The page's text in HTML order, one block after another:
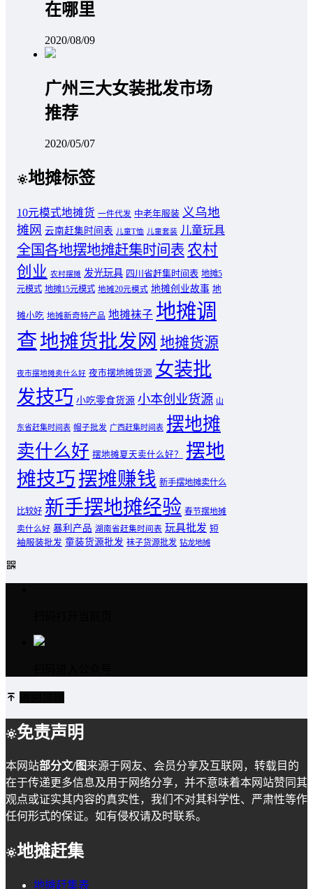
在哪里
2020/08/09
广州三大女装批发市场
推荐
2020/05/07
地摊标签
10元模式地摊货 一件代发 中老年服装 义乌地
摊网 云南赶集时间表 儿童T恤 儿童套装 儿童玩具
全国各地摆地摊赶集时间表 农村
创业 农村摆摊 发光玩具 四川省赶集时间表 地摊5
元模式 地摊15元模式 地摊20元模式 地摊创业故事 地
摊小吃 地摊新奇特产品 地摊袜子 地摊调
查地摊货批发网 地摊货源
夜市摆地摊卖什么好 夜市摆地摊货源 女装批
发技巧 小吃零食货源 小本创业货源 山
东省赶集时间表 帽子批发 广西赶集时间表 摆地摊
卖什么好 摆地摊夏天卖什么好？
摆地
摊技巧摆摊赚钱 新手摆地摊卖什么
比较好 新手摆地摊经验 春节摆地摊
卖什么好 暴利产品 湖南省赶集时间表 玩具批发 短
袖服装批发 童装货源批发 袜子货源批发 钻龙地摊
免责声明
本网站部分文/图来源于网友、会员分享及互联网，转载目的
在于传递更多信息及用于网络分享，并不意味着本网站赞同其
观点或证实其内容的真实性，我们不对其科学性、严肃性等作
任何形式的保证。如有侵权请及时联系。
地摊赶集
地摊赶集表